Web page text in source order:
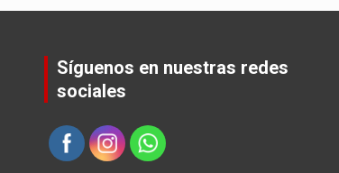
Síguenos en nuestras redes
sociales